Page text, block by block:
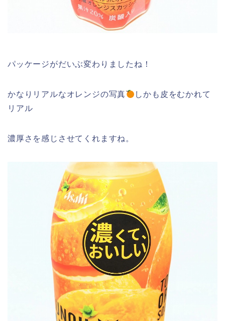
パッケージがだいぶ変わりましたね！
かなりリアルなオレンジの写真
しかも皮をむかれて
リアル
濃厚さを感じさせてくれますね。